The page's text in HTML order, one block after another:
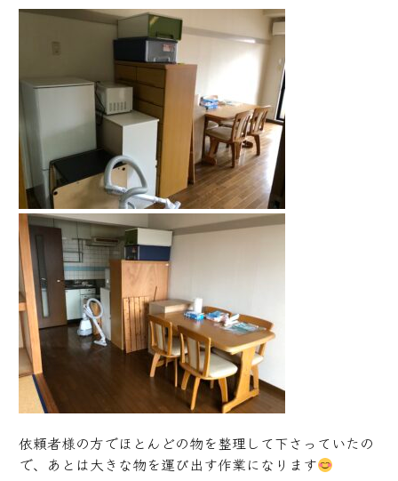
依頼者様の方でほとんどの物を整理して下さっていたの
で、あとは大きな物を運び出す作業になります